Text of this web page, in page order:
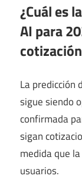
¿Cuál es
AI para
La predicción
sigue siendo
confirmada
sigan
medida que
usuarios.